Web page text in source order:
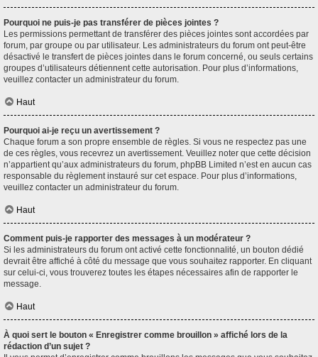
Pourquoi ne puis-je pas transférer de pièces jointes ?
Les permissions permettant de transférer des pièces jointes sont accordées par
forum, par groupe ou par utilisateur. Les administrateurs du forum ont peut-être
désactivé le transfert de pièces jointes dans le forum concerné, ou seuls certains
groupes d’utilisateurs détiennent cette autorisation. Pour plus d’informations,
veuillez contacter un administrateur du forum.
Haut
Pourquoi ai-je reçu un avertissement ?
Chaque forum a son propre ensemble de règles. Si vous ne respectez pas une
de ces règles, vous recevrez un avertissement. Veuillez noter que cette décision
n’appartient qu’aux administrateurs du forum, phpBB Limited n’est en aucun cas
responsable du règlement instauré sur cet espace. Pour plus d’informations,
veuillez contacter un administrateur du forum.
Haut
Comment puis-je rapporter des messages à un modérateur ?
Si les administrateurs du forum ont activé cette fonctionnalité, un bouton dédié
devrait être affiché à côté du message que vous souhaitez rapporter. En cliquant
sur celui-ci, vous trouverez toutes les étapes nécessaires afin de rapporter le
message.
Haut
À quoi sert le bouton « Enregistrer comme brouillon » affiché lors de la
rédaction d’un sujet ?